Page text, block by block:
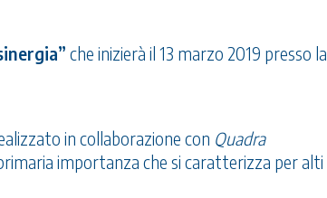
che inizierà il 13 marzo 2019 presso la
in collaborazione con Quadra
importanza che si caratterizza per alti